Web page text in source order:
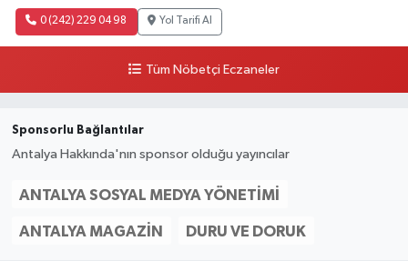
0 (242) 229 04 98 Yol Tarifi Al
Tüm Nöbetçi Eczaneler
Sponsorlu Bağlantılar
Antalya Hakkında'nın sponsor olduğu yayıncılar
ANTALYA SOSYAL MEDYA YÖNETIMI
ANTALYA MAGAZIN DURU VE DORUK